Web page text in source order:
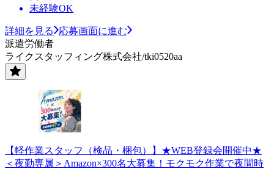
未経験OK
詳細を見る
応募画面に進む
派遣労働者
ライクスタッフィング株式会社/tki0520aa
【軽作業スタッフ（検品・梱包）】★WEB登録会開催中★
＜夜勤専属＞Amazon×300名大募集！モクモク作業で夜間時